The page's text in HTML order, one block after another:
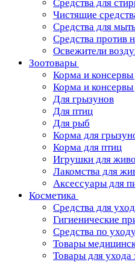
Средства для
Чистящие
Средства для
Средства против
Освежители
Зоотовары
Корма и
Корма и консервы
Для грызунов
Для птиц
Для рыб
Корма для
Корма для птиц
Игрушки для
Лакомства для
Аксессуары для
Косметика
Средства для
Гигиенические
Средства по
Товары
Товары для ухода